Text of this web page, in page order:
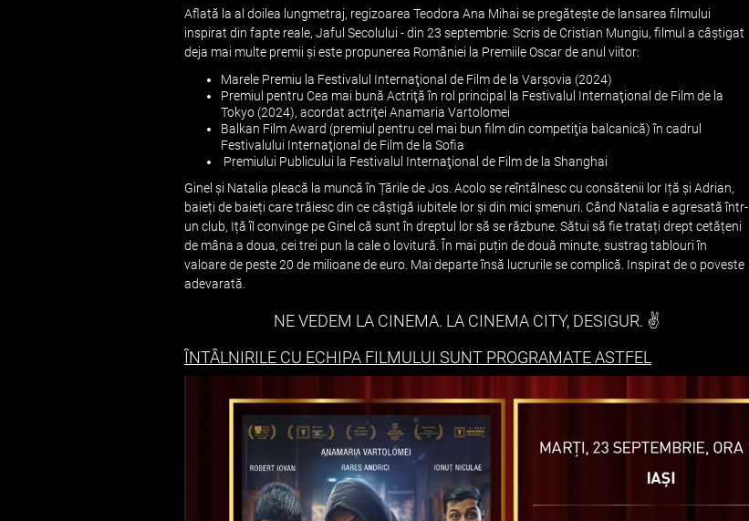
Aflată la al doilea lungmetraj, regizoarea Teodora Ana Mihai se pregătește de lansarea filmului
inspirat din fapte reale, Jaful Secolului - din 23 septembrie. Scris de Cristian Mungiu, filmul a câştigat
deja mai multe premii și este propunerea României la Premiile Oscar de anul viitor:
Marele Premiu la Festivalul Internaţional de Film de la Varşovia (2024)
Premiul pentru Cea mai bună Actriţă în rol principal la Festivalul Internaţional de Film de la
Tokyo (2024), acordat actriţei Anamaria Vartolomei
Balkan Film Award (premiul pentru cel mai bun film din competiţia balcanică) în cadrul
Festivalului Internaţional de Film de la Sofia
Premiului Publicului la Festivalul Internaţional de Film de la Shanghai
Ginel și Natalia pleacă la muncă în Țările de Jos. Acolo se reîntâlnesc cu consătenii lor Iță și Adrian,
baieți de baieți care trăiesc din ce câștigă iubitele lor și din mici șmenuri. Când Natalia e agresată într-
un club, Iță îl convinge pe Ginel că sunt în dreptul lor să se răzbune. Sătui să fie tratați drept cetățeni
de mâna a doua, cei trei pun la cale o lovitură. În mai puțin de două minute, sustrag tablouri în
valoare de peste 20 de milioane de euro. Mai departe însă lucrurile se complică. Inspirat de o poveste
adevarată.
NE VEDEM LA CINEMA. LA CINEMA CITY, DESIGUR. ✌️
ÎNTÂLNIRILE CU ECHIPA FILMULUI SUNT PROGRAMATE ASTFEL